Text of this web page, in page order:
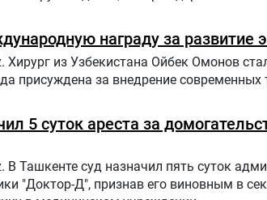
награду за развитие
Хирург из Узбекистана Ойбек Омонов
присуждена за внедрение современных
5 суток ареста за
Ташкенте суд назначил пять суток
"Доктор-Д", признав его виновным в